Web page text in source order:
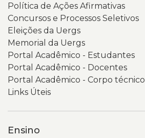
Política de Ações Afirmativas
Concursos e Processos Seletivos
Eleições da Uergs
Memorial da Uergs
Portal Acadêmico - Estudantes
Portal Acadêmico - Docentes
Portal Acadêmico - Corpo técnico
Links Úteis
Ensino